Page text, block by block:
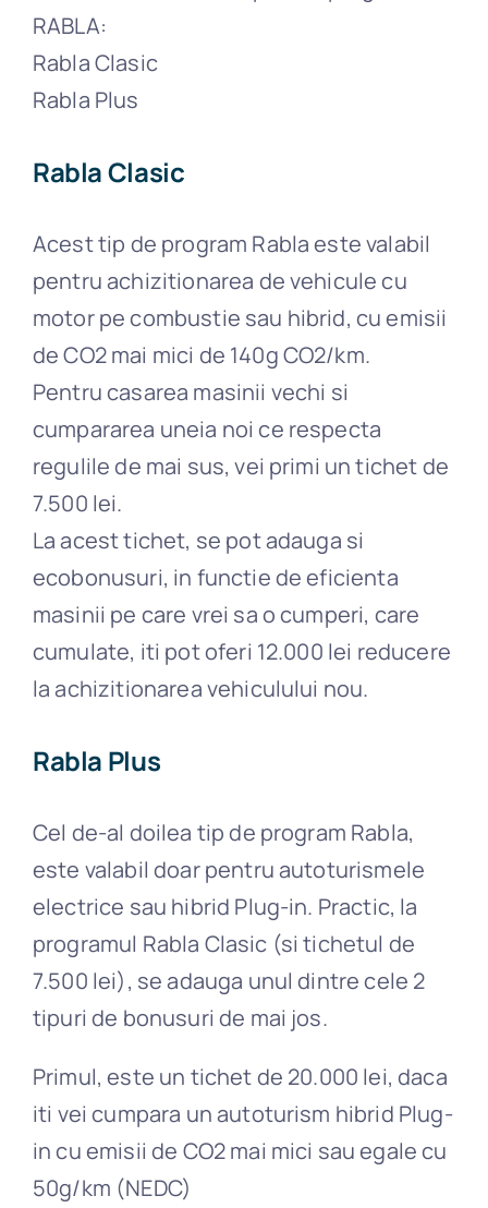
RABLA:
Rabla Clasic
Rabla Plus
Rabla Clasic
Acest tip de program Rabla este valabil
pentru achizitionarea de vehicule cu
motor pe combustie sau hibrid, cu emisii
de CO2 mai mici de 140g CO2/km.
Pentru casarea masinii vechi si
cumpararea uneia noi ce respecta
regulile de mai sus, vei primi un tichet de
7.500 lei.
La acest tichet, se pot adauga si
ecobonusuri, in functie de eficienta
masinii pe care vrei sa o cumperi, care
cumulate, iti pot oferi 12.000 lei reducere
la achizitionarea vehiculului nou.
Rabla Plus
Cel de-al doilea tip de program Rabla,
este valabil doar pentru autoturismele
electrice sau hibrid Plug-in. Practic, la
programul Rabla Clasic (si tichetul de
7.500 lei), se adauga unul dintre cele 2
tipuri de bonusuri de mai jos.
Primul, este un tichet de 20.000 lei, daca
iti vei cumpara un autoturism hibrid Plug-
in cu emisii de CO2 mai mici sau egale cu
50g/km (NEDC)